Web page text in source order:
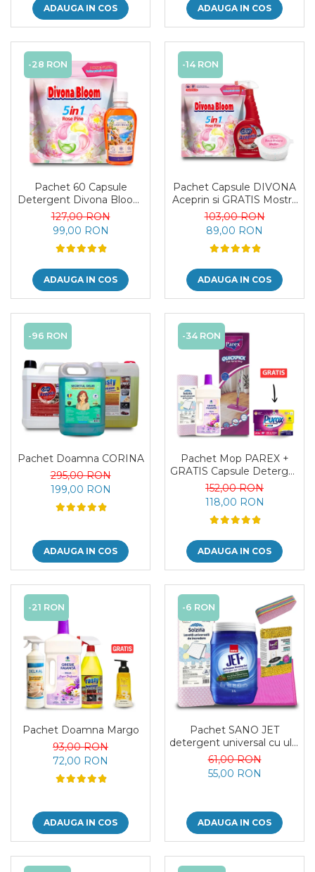
ADAUGA IN COS ADAUGA IN COS
-28 RON
Pachet 60 Capsule
Detergent Divona Bloom
si Parfum de Rufe Corfu
Breeze by Delia 200 ml
127,00 RON
99,00 RON
ADAUGA IN COS
-14 RON
Pachet Capsule DIVONA
Aceprin si GRATIS Mostra
Sare Delia
103,00 RON
89,00 RON
ADAUGA IN COS
-96 RON
Pachet Doamna CORINA
295,00 RON
199,00 RON
ADAUGA IN COS
-34 RON
Pachet Mop PAREX +
GRATIS Capsule Deterget
PUROX
152,00 RON
118,00 RON
ADAUGA IN COS
-21 RON
Pachet Doamna Margo
93,00 RON
72,00 RON
ADAUGA IN COS
-6 RON
Pachet SANO JET
detergent universal cu ulei
de pin si accesorii de
curatenie
61,00 RON
55,00 RON
ADAUGA IN COS